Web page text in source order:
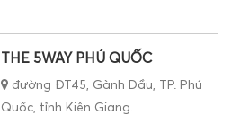
THE 5WAY PHÚ QUỐC
đường ĐT45, Gành Dầu, TP. Phú
Quốc, tỉnh Kiên Giang.